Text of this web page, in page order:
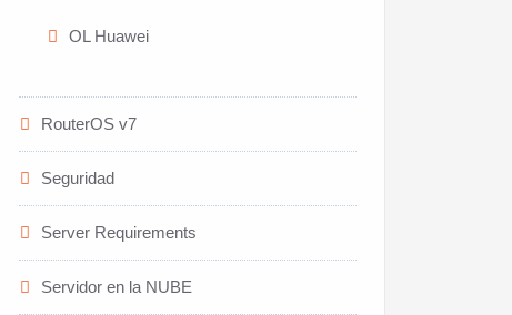
OL Huawei
RouterOS v7
Seguridad
Server Requirements
Servidor en la NUBE